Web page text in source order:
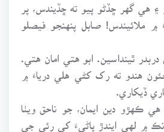
هي گهر ڇڏڻو پيو ته ڇڏيندس، پر
۾ ملائيندس! صابل پنهنجو فيصلو
ٿينداسين. ابو هتي امان هتي.
هندو ته رک کڻي هلي درياءَ ۾
ڏيکاري.
ڪهڙو دين ايمان، جو ناحق ويٺا
نڪ ۾ لهي ايندڙ پاڻيءَ کي رئي جي